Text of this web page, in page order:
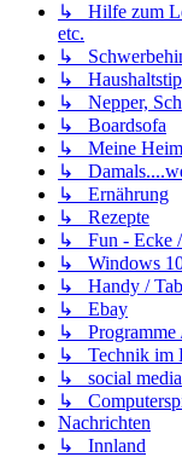
↳ Hilfe zum
etc.
↳
↳
↳ Nepper,
↳ Boardsofa
↳ Meine
↳
↳ Ernährung
↳ Rezepte
↳ Fun - Ecke
↳ Windows 10
↳ Handy /
↳ Ebay
↳ Programme
↳ Technik im
↳ social media
↳
Nachrichten
↳ Innland